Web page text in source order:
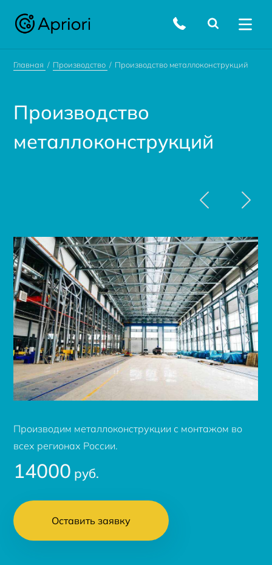
Главная Производство Производство металлоконструкций
Производство
металлоконструкций
Производим металлоконструкции с монтажом во
всех регионах России.
14000 руб.
Оставить заявку